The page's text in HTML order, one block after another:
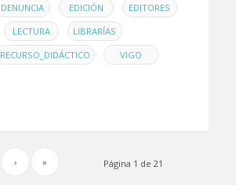
DENUNCIA , EDICIÓN ,
EDITORES
LECTURA , LIBRARÍAS ,
RECURSO_DIDÁCTICO , VIGO
Página 1 de 21
› »